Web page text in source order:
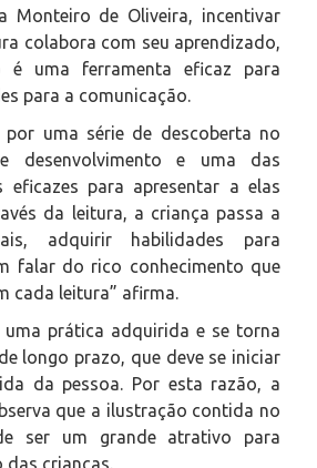
Monteiro de Oliveira, incentivar
colabora com seu aprendizado,
é uma ferramenta eficaz para
para a comunicação.
por uma série de descoberta no
desenvolvimento e uma das
eficazes para apresentar a elas
da leitura, a criança passa a
adquirir habilidades para
falar do rico conhecimento que
cada leitura” afirma.
prática adquirida e se torna
longo prazo, que deve se iniciar
da pessoa. Por esta razão, a
que a ilustração contida no
ser um grande atrativo para
das crianças.